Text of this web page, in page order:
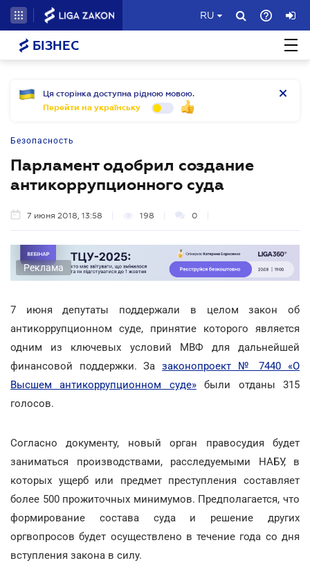
RU
БІЗНЕС
Ця сторінка доступна рідною мовою.
Перейти на українську
Безопасность
Парламент одобрил создание
антикоррупционного суда
7 июня 2018, 13:58 198 0
Реклама
7 июня депутаты поддержали в целом закон об
антикоррупционном суде, принятие которого является
одним из ключевых условий МВФ для дальнейшей
финансовой поддержки. Зазаконопроект № 7440 «О
Высшем антикоррупционном суде»были отданы 315
голосов.
Согласно документу, новый орган правосудия будет
заниматься производствами, расследуемыми НАБУ, в
которых ущерб или предмет преступления составляет
более 500 прожиточных минимумов. Предполагается, что
формирование состава суда и решение других
оргвопросов будет осуществлено в течение года со дня
вступления закона в силу.